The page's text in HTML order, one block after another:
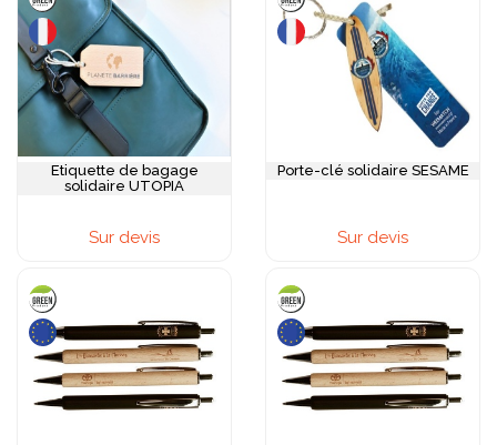
positionnement particulièrement fort pour les entreprises
premium, les acteurs de l'artisanat, de l'architecture, du luxe
responsable et du secteur immobilier haut de gamme.
Notre gamme d'objets publicitaires en bois personnalisés
propose une sélection de pièces fabriquées en bois
certifiés FSC ou PEFC, garantissant une gestion forestière
responsable et traçable : stylos et crayons en bois tourné,
carnets et agendas avec couverture bois, cadres photo et
présentoirs en bois naturel, sets de bureau complets hêtre
ou bambou, enceintes Bluetooth avec habillage bois, clés
objets de décoration bureau en bois massif sculpté. Les
élégant ou le cerisier chaleureux, chacune apportant une
identité visuelle et sensorielle distincte. La personnalisation
s'effectue idéalement par gravure laser qui sublime le grain
naturel du bois avec une précision et une finesse
incomparables, ou par sérigraphie et tampographie pour les
visuels colorés.
Inscrivez-vous dans la tendance du bio en proposant
Etiquette de bagage
solidaire UTOPIA
Sur devis
Porte-clé solidaire SESAME
Sur devis